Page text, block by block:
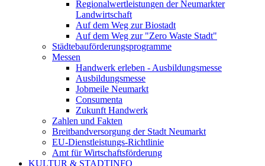
Regionalwertleistungen der Neumarkter
Landwirtschaft
Auf dem Weg zur Biostadt
Auf dem Weg zur "Zero Waste Stadt"
Städtebauförderungsprogramme
Messen
Handwerk erleben - Ausbildungsmesse
Ausbildungsmesse
Jobmeile Neumarkt
Consumenta
Zukunft Handwerk
Zahlen und Fakten
Breitbandversorgung der Stadt Neumarkt
EU-Dienstleistungs-Richtlinie
Amt für Wirtschaftsförderung
KULTUR & STADTINFO